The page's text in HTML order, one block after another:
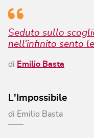
Seduto sullo
nell'infinito sento le
di Emilio Basta
L'Impossibile
di Emilio Basta